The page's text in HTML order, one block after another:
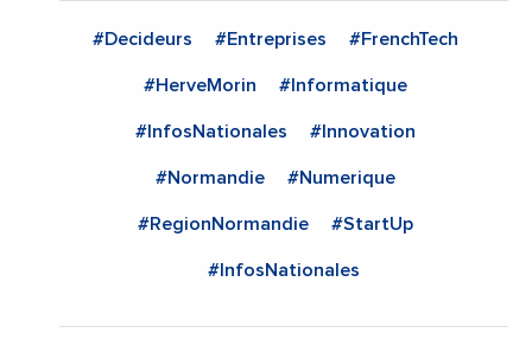
#Decideurs #Entreprises #FrenchTech
#HerveMorin #Informatique
#InfosNationales #Innovation
#Normandie #Numerique
#RegionNormandie #StartUp
#InfosNationales